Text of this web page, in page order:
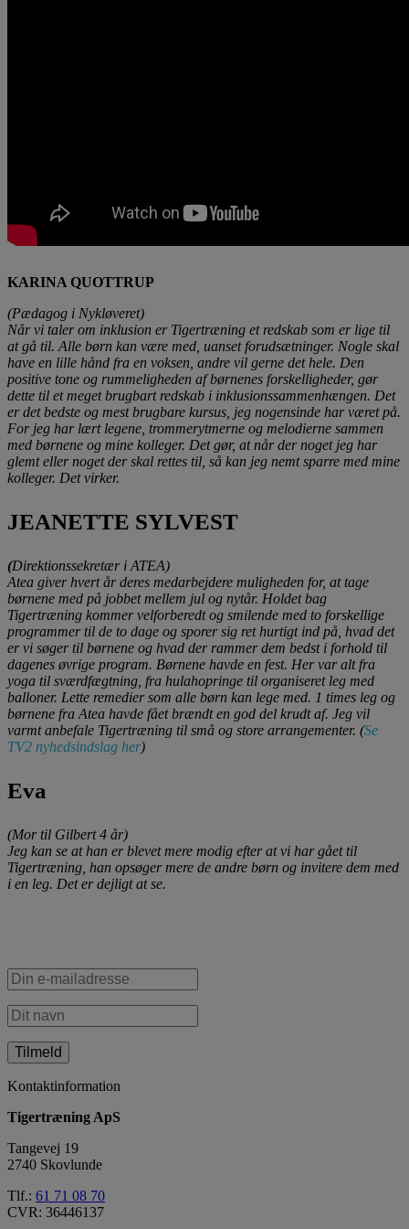
KARINA QUOTTRUP
(Pædagog i Nykløveret)
Når vi taler om inklusion er Tigertræning et redskab som er lige til
at gå til. Alle børn kan være med, uanset forudsætninger. Nogle skal
have en lille hånd fra en voksen, andre vil gerne det hele. Den
positive tone og rummeligheden af børnenes forskelligheder, gør
dette til et meget brugbart redskab i inklusionssammenhængen. Det
er det bedste og mest brugbare kursus, jeg nogensinde har været på.
For jeg har lært legene, trommerytmerne og melodierne sammen
med børnene og mine kolleger. Det gør, at når der noget jeg har
glemt eller noget der skal rettes til, så kan jeg nemt sparre med mine
kolleger. Det virker.
JEANETTE SYLVEST
(Direktionssekretær i ATEA)
Atea giver hvert år deres medarbejdere muligheden for, at tage
børnene med på jobbet mellem jul og nytår. Holdet bag
Tigertræning kommer velforberedt og smilende med to forskellige
programmer til de to dage og sporer sig ret hurtigt ind på, hvad det
er vi søger til børnene og hvad der rammer dem bedst i forhold til
dagenes øvrige program. Børnene havde en fest. Her var alt fra
yoga til sværdfægtning, fra hulahopringe til organiseret leg med
balloner. Lette remedier som alle børn kan lege med. 1 times leg og
børnene fra Atea havde fået brændt en god del krudt af. Jeg vil
varmt anbefale Tigertræning til små og store arrangementer. (Se
TV2 nyhedsindslag her)
Eva
(Mor til Gilbert 4 år)
Jeg kan se at han er blevet mere modig efter at vi har gået til
Tigertræning, han opsøger mere de andre børn og invitere dem med
i en leg. Det er dejligt at se.
Kontaktinformation
Tigertræning ApS
Tangevej 19
2740 Skovlunde
Tlf.: 61 71 08 70
CVR: 36446137